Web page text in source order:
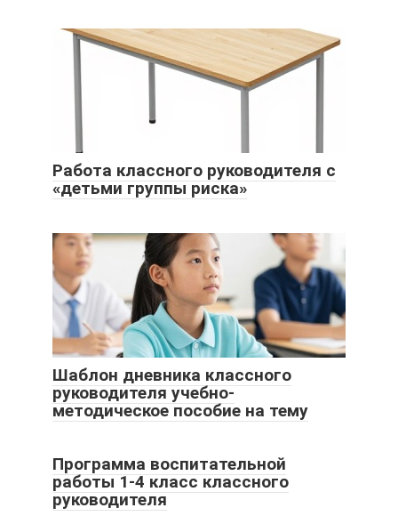
Работа классного руководителя с
«детьми группы риска»
Шаблон дневника классного
руководителя учебно-
методическое пособие на тему
Программа воспитательной
работы 1-4 класс классного
руководителя